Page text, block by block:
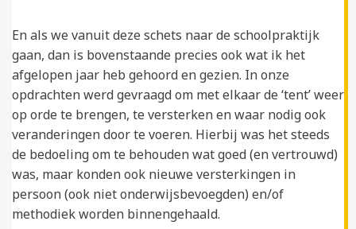
En als we vanuit deze schets naar de schoolpraktijk
gaan, dan is bovenstaande precies ook wat ik het
afgelopen jaar heb gehoord en gezien. In onze
opdrachten werd gevraagd om met elkaar de ‘tent’ weer
op orde te brengen, te versterken en waar nodig ook
veranderingen door te voeren. Hierbij was het steeds
de bedoeling om te behouden wat goed (en vertrouwd)
was, maar konden ook nieuwe versterkingen in
persoon (ook niet onderwijsbevoegden) en/of
methodiek worden binnengehaald.